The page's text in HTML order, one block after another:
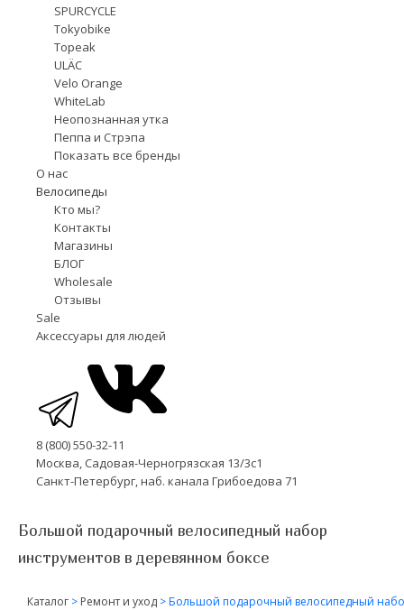
SPURCYCLE
Tokyobike
Topeak
ULÄC
Velo Orange
WhiteLab
Неопознанная утка
Пеппа и Стрэпа
Показать все бренды
О нас
Велосипеды
Кто мы?
Контакты
Магазины
БЛОГ
Wholesale
Отзывы
Sale
Аксессуары для людей
8 (800) 550-32-11
Москва, Садовая-Черногрязская 13/3с1
Санкт-Петербург, наб. канала Грибоедова 71
Большой подарочный велосипедный набор
инструментов в деревянном боксе
Каталог > Ремонт и уход >Большой подарочный велосипедный